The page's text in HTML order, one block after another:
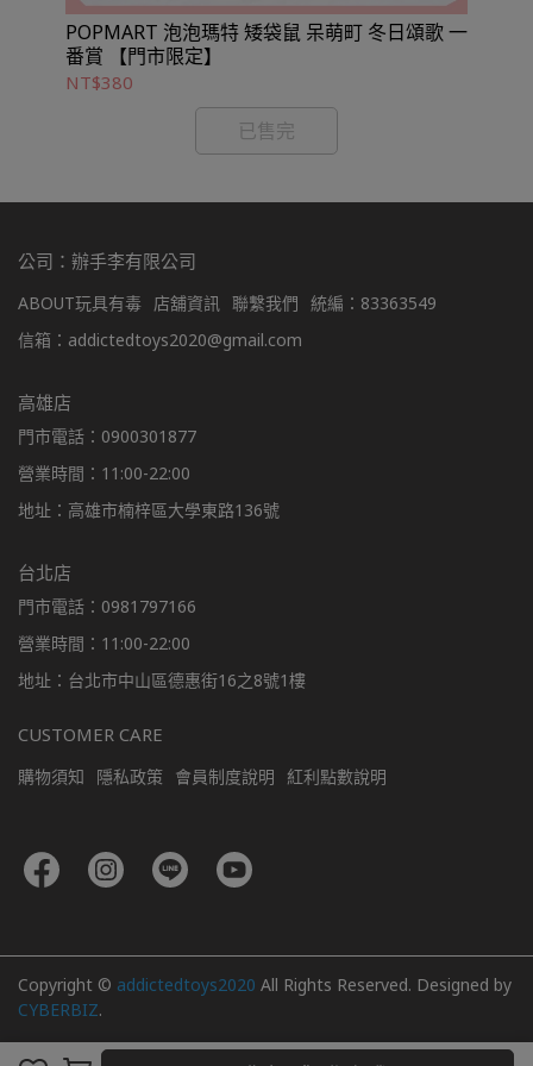
POPMART 泡泡瑪特 矮袋鼠 呆萌町 冬日頌歌 一
番賞 【門市限定】
NT$380
已售完
公司：辦手李有限公司
ABOUT玩具有毒 店舖資訊 聯繫我們 統編：83363549
信箱：addictedtoys2020@gmail.com
高雄店
門市電話：0900301877
營業時間：11:00-22:00
地址：高雄市楠梓區大學東路136號
台北店
門市電話：0981797166
營業時間：11:00-22:00
地址：台北市中山區德惠街16之8號1樓
CUSTOMER CARE
購物須知 隱私政策 會員制度說明 紅利點數說明
Copyright © addictedtoys2020 All Rights Reserved. Designed by
CYBERBIZ.